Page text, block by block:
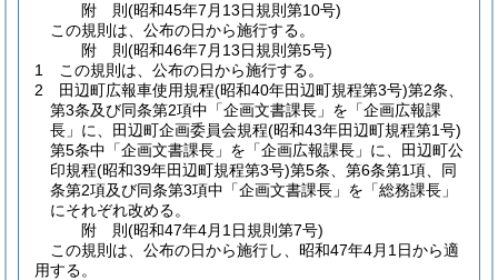
附 則(昭和45年7月13日規則第10号)
この規則は、公布の日から施行する。
附 則(昭和46年7月13日規則第5号)
1
この規則は、公布の日から施行する。
2
田辺町広報車使用規程(昭和40年田辺町規程第3号)第2条、
第3条及び同条第2項中「企画文書課長」を「企画広報課
長」に、田辺町企画委員会規程(昭和43年田辺町規程第1号)
第5条中「企画文書課長」を「企画広報課長」に、田辺町公
印規程(昭和39年田辺町規程第3号)第5条、第6条第1項、同
条第2項及び同条第3項中「企画文書課長」を「総務課長」
にそれぞれ改める。
附 則(昭和47年4月1日規則第7号)
この規則は、公布の日から施行し、昭和47年4月1日から適
用する。